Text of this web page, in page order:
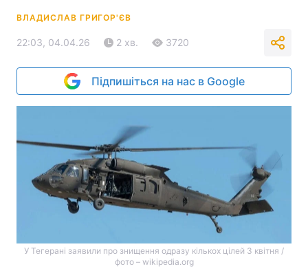
ВЛАДИСЛАВ ГРИГОР'ЄВ
22:03, 04.04.26 2 хв. 3720
Підпишіться на нас в Google
У Тегерані заявили про знищення одразу кількох цілей 3 квітня /
фото – wikipedia.org